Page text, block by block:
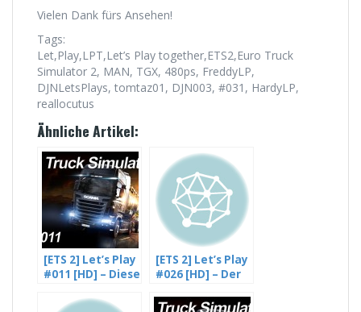
Vielen Dank fürs Ansehen!
Tags:
Let,Play,LPT,Let’s Play together,ETS2,Euro Truck
Simulator 2, MAN, TGX, 480ps, FreddyLP,
DJNLetsPlays, tomtaz01, DJN003, #031, HardyLP,
reallocutus
Ähnliche Artikel:
[ETS 2] Let’s Play
#011 [HD] – Diese
Tankstellen
[ETS 2] Let’s Play
#026 [HD] – Der